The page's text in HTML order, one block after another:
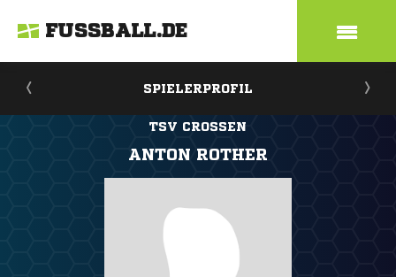
FUSSBALL.DE
SPIELERPROFIL
TSV CROSSEN
ANTON ROTHER